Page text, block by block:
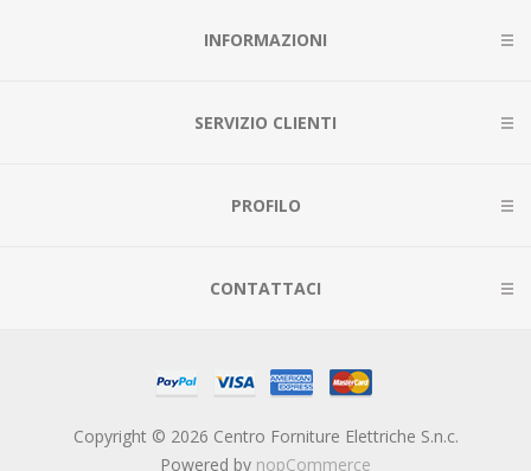
INFORMAZIONI
SERVIZIO CLIENTI
PROFILO
CONTATTACI
Copyright © 2026 Centro Forniture Elettriche S.n.c.
Powered by nopCommerce